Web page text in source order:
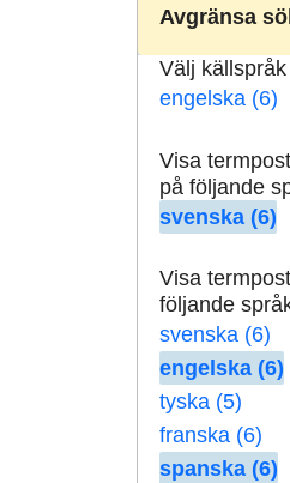
Avgränsa
Välj
engelska (6)
Visa
på följande
svenska (6)
Visa
följande
svenska (6)
engelska (6)
tyska (5)
franska (6)
spanska (6)